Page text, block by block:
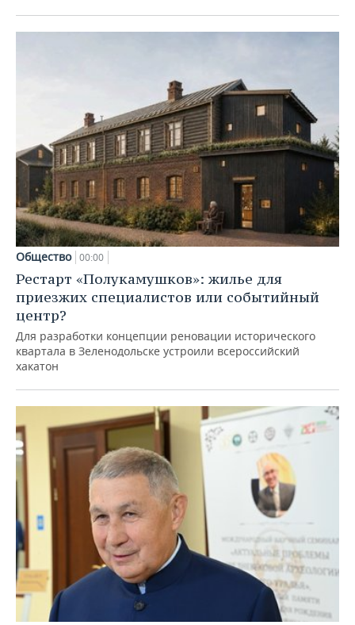
Общество 00:00
Рестарт «Полукамушков»: жилье для
приезжих специалистов или событийный
центр?
Для разработки концепции реновации исторического
квартала в Зеленодольске устроили всероссийский
хакатон